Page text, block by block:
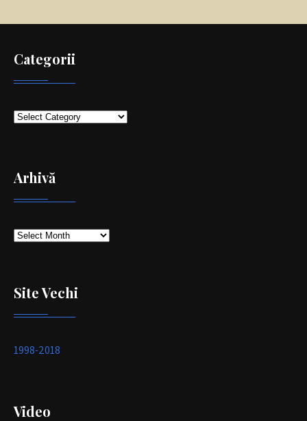
Categorii
Categorii
Arhivă
Arhivă
Site Vechi
1998-2018
Video